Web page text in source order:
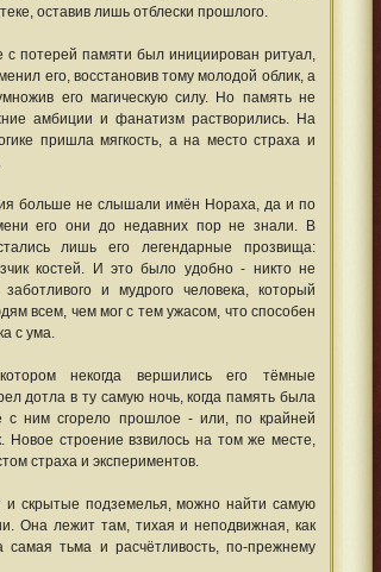
оставив лишь отблески прошлого.
с потерей памяти был инициирован ритуал,
его, восстановив тому молодой облик, а
его магическую силу. Но память не
амбиции и фанатизм растворились. На
пришла мягкость, а на место страха и
больше не слышали имён Нораха, да и по
его они до недавних пор не знали. В
лишь его легендарные прозвища:
костей. И это было удобно - никто не
заботливого и мудрого человека, который
всем, чем мог с тем ужасом, что способен
с ума.
некогда вершились его тёмные
дотла в ту самую ночь, когда память была
с ним сгорело прошлое - или, по крайней
Новое строение взвилось на том же месте,
страха и экспериментов.
и скрытые подземелья, можно найти самую
Она лежит там, тихая и неподвижная, как
тьма и расчётливость, по-прежнему